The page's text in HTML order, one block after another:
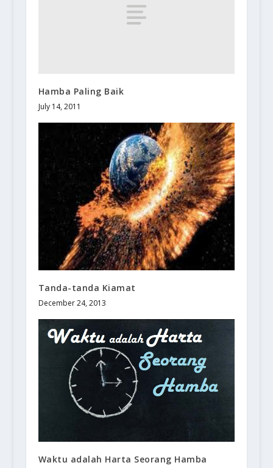
Hamba Paling Baik
July 14, 2011
Tanda-tanda Kiamat
December 24, 2013
Waktu adalah Harta Seorang Hamba